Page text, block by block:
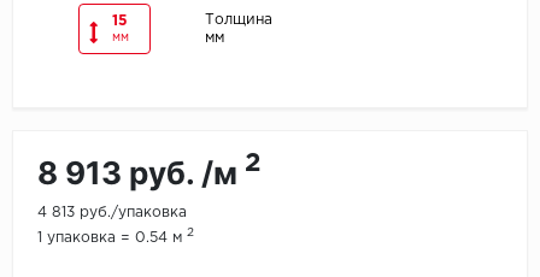
15
мм
Толщина
мм
8 913 руб. /м 2
4 813 руб./упаковка
1 упаковка = 0.54 м 2